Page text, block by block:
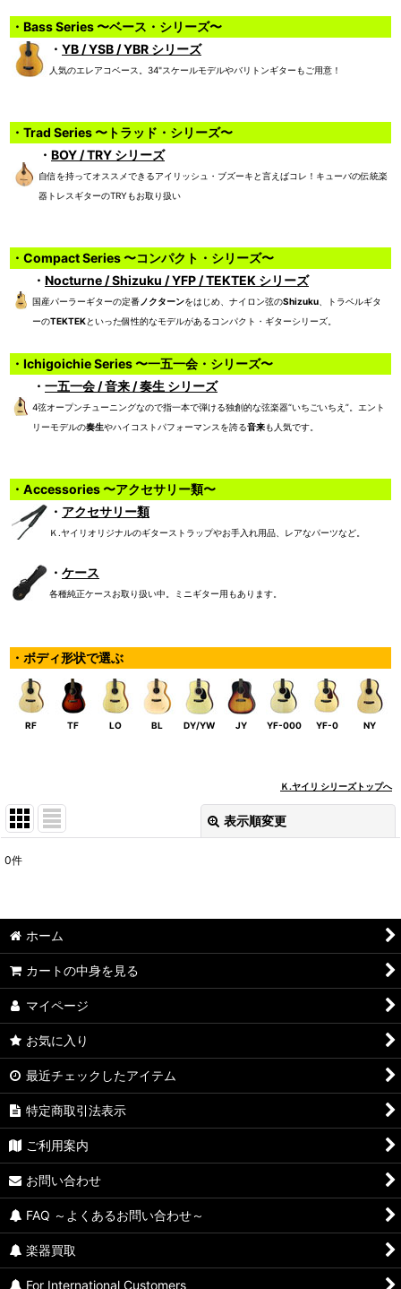
・Bass Series 〜ベース・シリーズ〜
・ YB / YSB / YBR シリーズ
人気のエレアコベース。34"スケールモデルやバリトンギターもご用意！
・Trad Series 〜トラッド・シリーズ〜
・ BOY / TRY シリーズ
自信を持ってオススメできるアイリッシュ・ブズーキと言えばコレ！キューバの伝統楽
器トレスギターのTRYもお取り扱い
・Compact Series 〜コンパクト・シリーズ〜
・ Nocturne / Shizuku / YFP / TEKTEK シリーズ
国産パーラーギターの定番 ノクターンをはじめ、ナイロン弦のShizuku 、トラベルギタ
ーのTEKTEKといった個性的なモデルがあるコンパクト・ギターシリーズ。
・Ichigoichie Series 〜一五一会・シリーズ〜
・ 一五一会 / 音来 / 奏生 シリーズ
4弦オープンチューニングなので指一本で弾ける独創的な弦楽器“いちごいちえ”。エント
リーモデルの奏生やハイコストパフォーマンスを誇る音来も人気です。
・Accessories 〜アクセサリー類〜
・ アクセサリー類
Ｋ.ヤイリオリジナルのギターストラップやお手入れ用品、レアなパーツなど。
・ ケース
各種純正ケースお取り扱い中。ミニギター用もあります。
・ボディ形状で選ぶ
RF TF LO BL DY/YW JY YF-000 YF-0 NY
Ｋ.ヤイリ シリーズトップへ
表示順変更
並び順:
0件
ホーム
カートの中身を見る
マイページ
お気に入り
最近チェックしたアイテム
特定商取引法表示
ご利用案内
お問い合わせ
FAQ ～よくあるお問い合わせ～
楽器買取
For International Customers